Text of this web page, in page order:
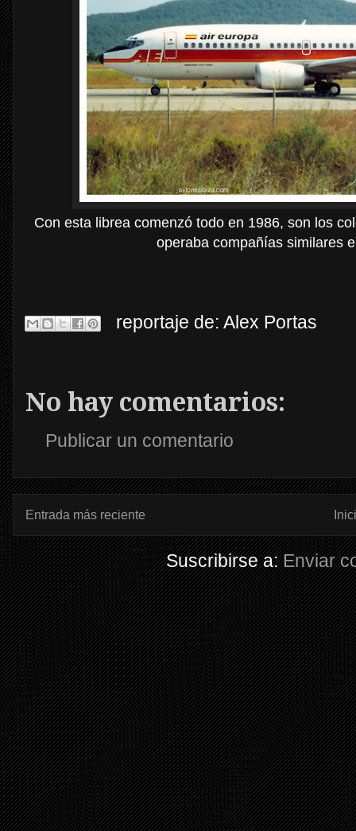
Con esta librea comenzó todo en 1986, son los
operaba compañías similares
reportaje de: Alex Portas
No hay comentarios:
Publicar un comentario
Entrada más reciente
Suscribirse a:Enviar